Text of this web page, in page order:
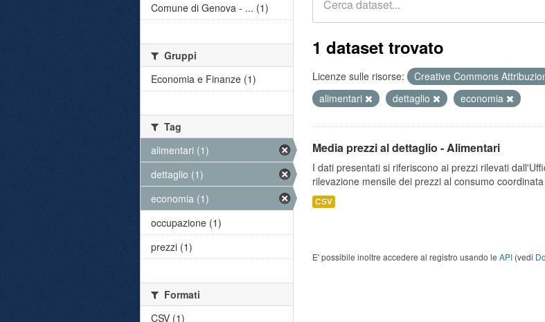
1 dataset trovato
Licenze sulle risorse: Creative Commons
alimentari
dettaglio economia
Media prezzi al dettaglio - Alimentari
I dati presentati si riferiscono ai prezzi rilevati
rilevazione mensile dei prezzi al consumo coordinata
CSV
E' possibile inoltre accedere al registro usando le API (vedi
Comune di Genova - ... (1)
Gruppi
Economia e Finanze (1)
Tag
alimentari (1)
dettaglio (1)
economia (1)
occupazione (1)
prezzi (1)
Formati
CSV (1)